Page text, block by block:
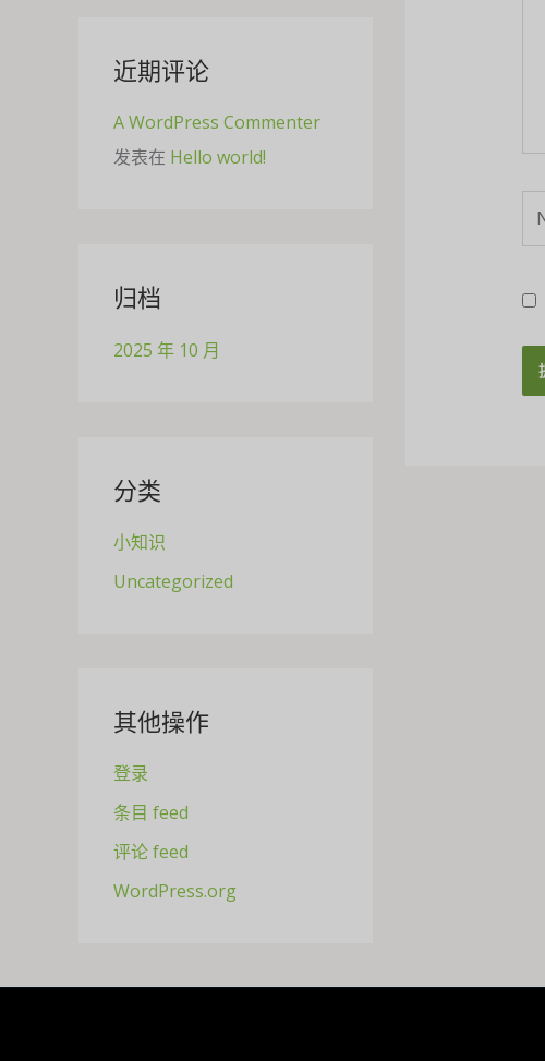
近期评论
A WordPress Commenter
发表在 Hello world!
归档
2025 年 10 月
分类
小知识
Uncategorized
其他操作
登录
条目 feed
评论 feed
WordPress.org